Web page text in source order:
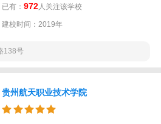
已有：972 人关注该学校
建校时间：2019年
138号
贵州航天职业技术学院